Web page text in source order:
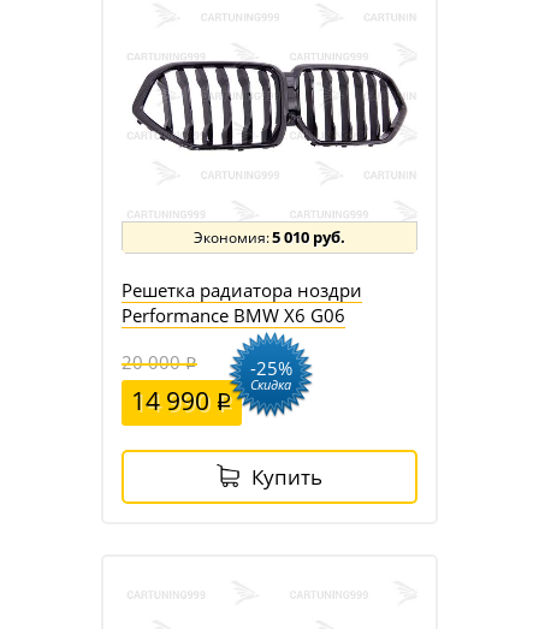
5 010 руб.
Решетка радиатора ноздри
Performance BMW X6 G06
20 000
14 990
-25%
Скидка
Купить